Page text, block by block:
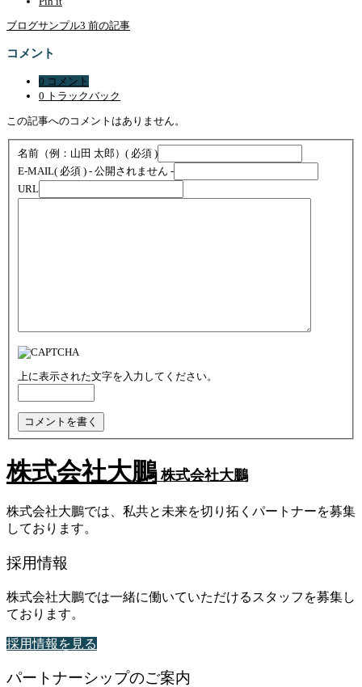
ブログサンプル3 前の記事
コメント
0 コメント
0 トラックバック
この記事へのコメントはありません。
名前（例：山田 太郎） ( 必須 )
E-MAIL( 必須 ) - 公開されません -
URL
上に表示された文字を入力してください。
株式会社大鵬 株式会社大鵬
株式会社大鵬では、私共と未来を切り拓くパートナーを募集
しております。
採用情報
株式会社大鵬では一緒に働いていただけるスタッフを募集し
ております。
採用情報を見る
パートナーシップのご案内